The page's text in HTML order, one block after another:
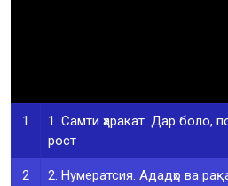
1
1. Самти ҳаракат. Дар боло,
рост
2
2. Нумератсия. Ададҳо ва